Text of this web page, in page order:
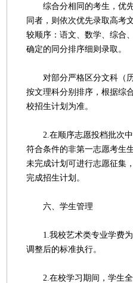
综合分相同的考生，优先
同者，则依次优先录取高考
较顺序：语文、数学、综合
确定的同分排序细则录取。
对部分严格区分文科（历
按文理科分别排序，根据综
校招生计划为准。
2.在顺序志愿投档批次中
符合条件的非第一志愿考生
未完成计划可进行志愿征集
完成招生计划。
六、学生管理
1.我校艺术类专业学费为
调整后的标准执行。
2.在校学习期间，学生全